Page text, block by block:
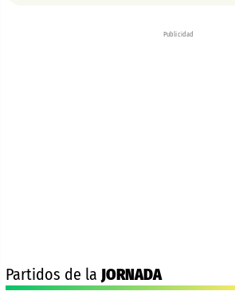
Publicidad
Partidos de la JORNADA